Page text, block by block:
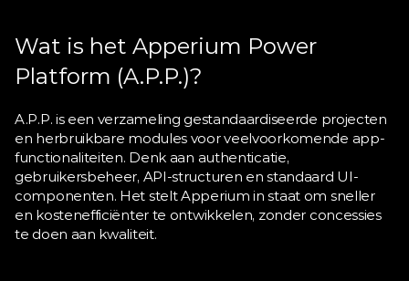
Wat is het Apperium Power
Platform (A.P.P.)?
A.P.P. is een verzameling gestandaardiseerde projecten
en herbruikbare modules voor veelvoorkomende app-
functionaliteiten. Denk aan authenticatie,
gebruikersbeheer, API-structuren en standaard UI-
componenten. Het stelt Apperium in staat om sneller
en kostenefficiënter te ontwikkelen, zonder concessies
te doen aan kwaliteit.